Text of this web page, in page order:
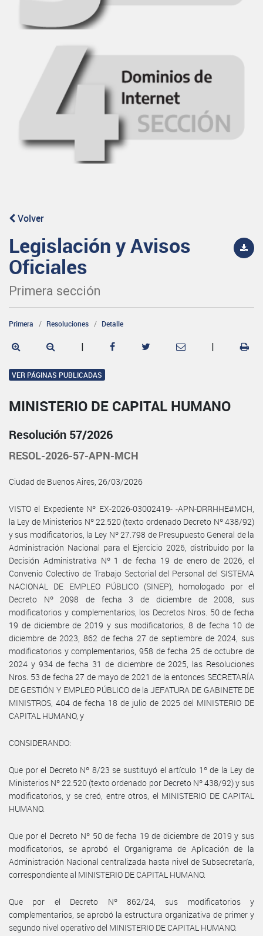
Volver
Legislación y Avisos
Oficiales
Primera sección
Primera Resoluciones Detalle
| |
VER PÁGINAS PUBLICADAS
MINISTERIO DE CAPITAL HUMANO
Resolución 57/2026
RESOL-2026-57-APN-MCH
Ciudad de Buenos Aires, 26/03/2026
VISTO el Expediente Nº EX-2026-03002419- -APN-DRRHHE#MCH,
la Ley de Ministerios Nº 22.520 (texto ordenado Decreto Nº 438/92)
y sus modificatorios, la Ley Nº 27.798 de Presupuesto General de la
Administración Nacional para el Ejercicio 2026, distribuido por la
Decisión Administrativa Nº 1 de fecha 19 de enero de 2026, el
Convenio Colectivo de Trabajo Sectorial del Personal del SISTEMA
NACIONAL DE EMPLEO PÚBLICO (SINEP), homologado por el
Decreto Nº 2098 de fecha 3 de diciembre de 2008, sus
modificatorios y complementarios, los Decretos Nros. 50 de fecha
19 de diciembre de 2019 y sus modificatorios, 8 de fecha 10 de
diciembre de 2023, 862 de fecha 27 de septiembre de 2024, sus
modificatorios y complementarios, 958 de fecha 25 de octubre de
2024 y 934 de fecha 31 de diciembre de 2025, las Resoluciones
Nros. 53 de fecha 27 de mayo de 2021 de la entonces SECRETARÍA
DE GESTIÓN Y EMPLEO PÚBLICO de la JEFATURA DE GABINETE DE
MINISTROS, 404 de fecha 18 de julio de 2025 del MINISTERIO DE
CAPITAL HUMANO, y
CONSIDERANDO:
Que por el Decreto Nº 8/23 se sustituyó el artículo 1º de la Ley de
Ministerios Nº 22.520 (texto ordenado por Decreto Nº 438/92) y sus
modificatorios, y se creó, entre otros, el MINISTERIO DE CAPITAL
HUMANO.
Que por el Decreto Nº 50 de fecha 19 de diciembre de 2019 y sus
modificatorios, se aprobó el Organigrama de Aplicación de la
Administración Nacional centralizada hasta nivel de Subsecretaría,
correspondiente al MINISTERIO DE CAPITAL HUMANO.
Que por el Decreto Nº 862/24, sus modificatorios y
complementarios, se aprobó la estructura organizativa de primer y
segundo nivel operativo del MINISTERIO DE CAPITAL HUMANO.